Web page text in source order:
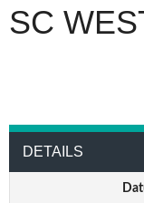
SC
DETAILS